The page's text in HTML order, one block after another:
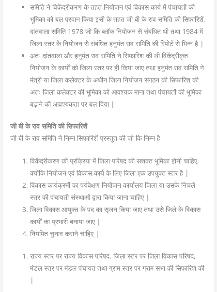
समिति ने विकेंद्रीकरण के तहत नियोजन एवं विकास कार्य में पंचायतों की
भूमिका को बल प्रदान किया इसी के तहत जी बी के राव समिति की सिफारिशें,
दांतवाला समिति 1978 जो कि ब्लॉक नियोजन से संबंधित थी तथा 1984 में
जिला स्तर के नियोजन से संबंधित हनुमंत राव समिति की रिपोर्ट से भिन्न है |
अतः दांतवाला और हनुमंत राव समिति ने सिफारिश की थी विकेंद्रीकृत
नियोजन के कार्यों को जिला स्तर पर ही किया जाए तथा हनुमंत राव समिति ने
मंत्री या जिला कलेक्टर के अधीन जिला नियोजन संगठन की सिफारिश की
अतः जिला कलेक्टर की भूमिका को आवश्यक माना तथा पंचायतों की भूमिका
बढ़ाने की आवश्यकता पर बल दिया |
जी बी के राव समिति की सिफारिशें
जी बी के राव समिति ने निम्न सिफारिशें प्रस्तुत की जो कि निम्न है
विकेंद्रीकरण की प्रक्रिया में जिला परिषद की सशक्त भूमिका होनी चाहिए,
क्योंकि नियोजन एवं विकास कार्य के लिए जिला एक उपयुक्त स्तर है |
विकास कार्यक्रमों का पर्यवेक्षण नियोजन कार्यालय जिला या उसके निचले
स्तर की पंचायती संस्थाओं द्वारा किया जाना चाहिए |
जिला विकास आयुक्त के पद का सृजन किया जाए तथा उसे जिले के विकास
कार्यों का प्रभारी बनाया जाए |
नियमित चुनाव कराने चाहिए |
राज्य स्तर पर राज्य विकास परिषद, जिला स्तर पर जिला विकास परिषद,
मंडल स्तर पर मंडल पंचायत तथा ग्राम स्तर पर ग्राम सभा की सिफारिश की
|